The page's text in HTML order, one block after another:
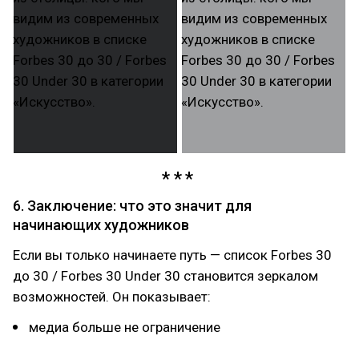
6. Заключение: что это значит для
начинающих художников
Если вы только начинаете путь — список Forbes 30
до 30 / Forbes 30 Under 30 становится зеркалом
возможностей. Он показывает:
медиа больше не ограничение